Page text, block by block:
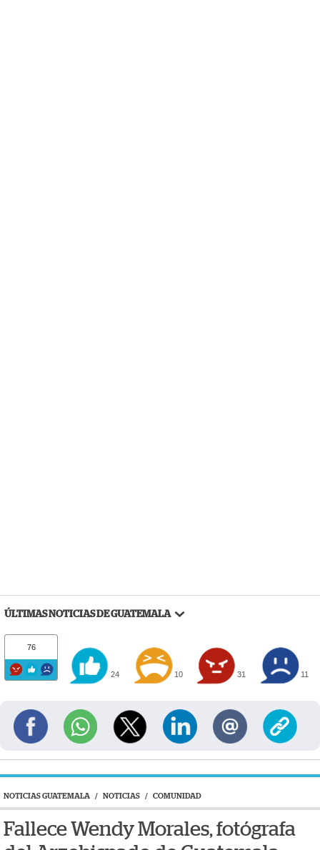
ÚLTIMAS NOTICIAS DE GUATEMALA
76
24 10 31 11
NOTICIAS GUATEMALA / NOTICIAS / COMUNIDAD
Fallece Wendy Morales, fotógrafa